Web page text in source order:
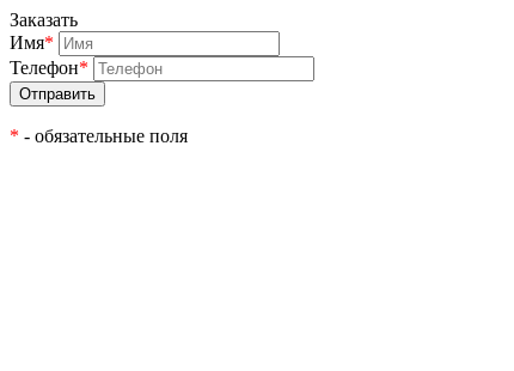
Заказать
Имя*
Телефон*
* - обязательные поля